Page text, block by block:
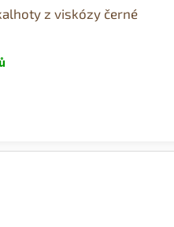
z viskózy černé